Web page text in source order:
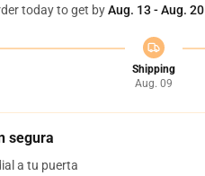
today to get byAug. 13 - Aug. 20
Shipping
Aug. 09
segura
a tu puerta